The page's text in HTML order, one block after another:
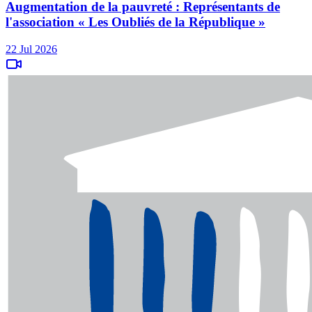
Augmentation de la pauvreté : Représentants de
l'association « Les Oubliés de la République »
22 Jul 2026